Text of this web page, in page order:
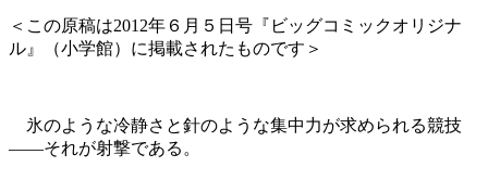
＜この原稿は2012年６月５日号『ビッグコミックオリジナ
ル』（小学館）に掲載されたものです＞
氷のような冷静さと針のような集中力が求められる競技
――それが射撃である。